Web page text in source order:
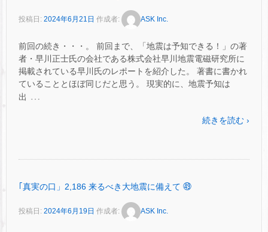
投稿日: 2024年6月21日 作成者: ASK Inc.
前回の続き・・・。 前回まで、「地震は予知できる！」の著
者・早川正士氏の会社である株式会社早川地震電磁研究所に
掲載されている早川氏のレポートを紹介した。 著書に書かれ
ていることとほぼ同じだと思う。 現実的に、地震予知は
出 …
続きを読む ›
｢真実の口」2,186 来るべき大地震に備えて ㊾
投稿日: 2024年6月19日 作成者: ASK Inc.